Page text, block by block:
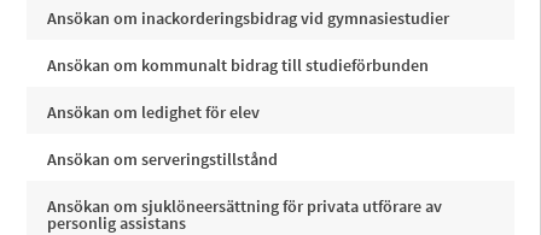
Ansökan om inackorderingsbidrag vid gymnasiestudier
Ansökan om kommunalt bidrag till studieförbunden
Ansökan om ledighet för elev
Ansökan om serveringstillstånd
Ansökan om sjuklöneersättning för privata utförare av
personlig assistans